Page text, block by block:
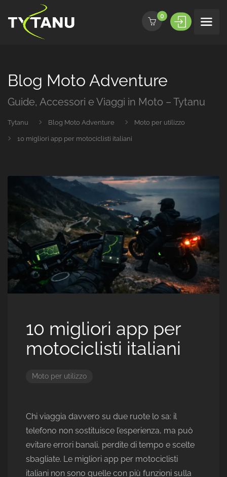
0
Blog Moto Adventure
Guide, Accessori e Viaggi in Moto – Tytanu
Tytanu Blog Moto Adventure Moto per utilizzo
10 migliori app per motociclisti italiani
10 migliori app per
motociclisti italiani
Moto per utilizzo
Chi viaggia davvero su due ruote lo sa: il
telefono non sostituisce l’esperienza, ma può
evitare errori banali, perdite di tempo e scelte
sbagliate. Le migliori app per motociclisti
italiani non sono quelle con più funzioni sulla